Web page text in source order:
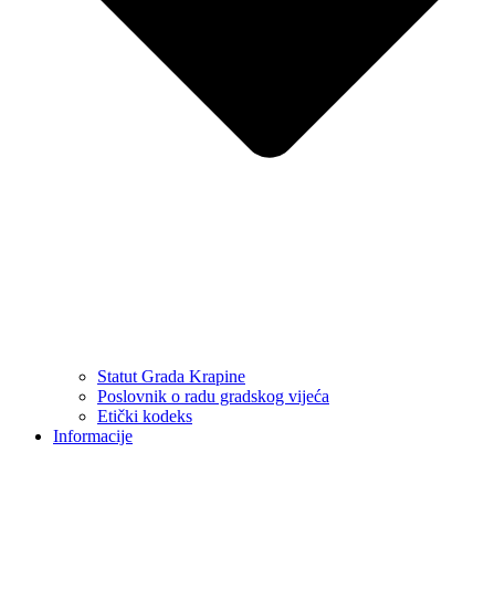
Statut Grada Krapine
Poslovnik o radu gradskog vijeća
Etički kodeks
Informacije